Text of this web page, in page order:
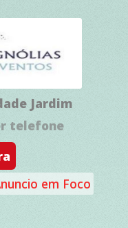
Jardim
telefone
em Foco